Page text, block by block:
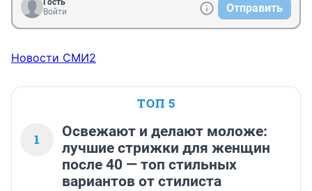
Гость
Войти
Отправить
Новости СМИ2
ТОП 5
1
Освежают и делают моложе:
лучшие стрижки для женщин
после 40 — топ стильных
вариантов от стилиста